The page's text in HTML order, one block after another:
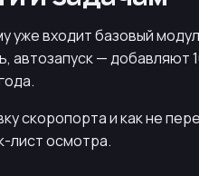
уже входит базовый
— добавляют
скоропорта и как не
лист осмотра.